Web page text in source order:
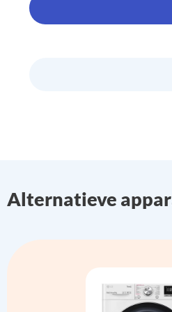
Alternatieve